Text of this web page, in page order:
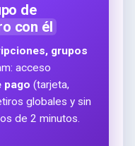
de
con él
grupos
acceso
pago (tarjeta,
globales y sin
de 2 minutos.